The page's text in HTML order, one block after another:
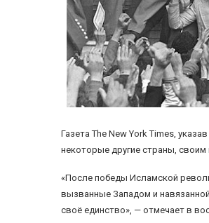
Газета The New York Times,
некоторые другие страны,
«После победы Исламской
вызванные Западом и
своё единство», — отмечает в